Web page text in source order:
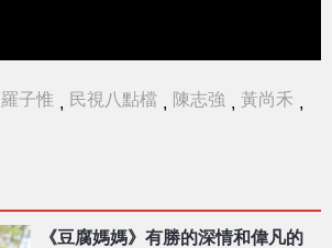
羅子惟 , 民視八點檔 , 陳志強 , 黃尚禾 ,
《豆腐媽媽》有勝的深情和偉凡的